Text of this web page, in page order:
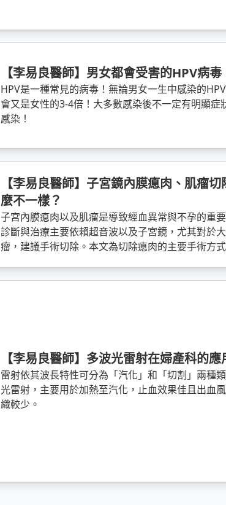
【李易良醫師】男女都會受害的HPV病毒
HPV是一種常見的病毒！無論男女一生中感染的
會又是女性的3-4倍！大多數感染後不一定有明顯
感染！
【李易良醫師】子宮鏡內膜瘜肉、肌瘤
麼不一樣？
子宮內膜瘜肉以及肌瘤是導致經血異常與不孕的重
診斷與治療主要依賴超音波以及子宮鏡，尤其對於
瘤，建議手術切除。本文為切除瘜肉的主要手術方
【李易良醫師】多波光雷射在婦產科的應
雷射依其波長特性可分為「汽化」和「切割」兩種
光雷射，主要用於加熱至汽化，止血效果佳且出血
織較少。